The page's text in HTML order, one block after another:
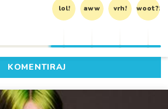
lol! aww vrh! woot?!
KOMENTIRAJ